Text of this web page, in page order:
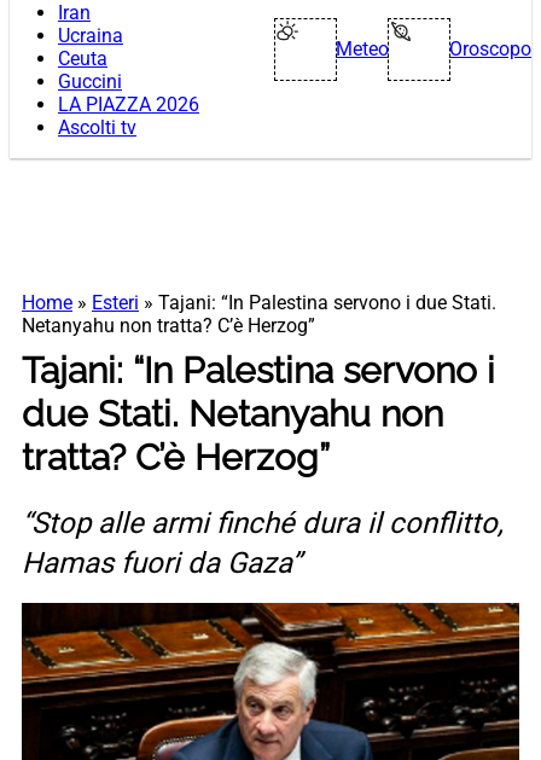
Iran
Ucraina
Ceuta
Guccini
LA PIAZZA 2026
Ascolti tv
Meteo Oroscopo
Home » Esteri » Tajani: “In Palestina servono i due Stati.
Netanyahu non tratta? C’è Herzog”
Tajani: “In Palestina servono i
due Stati. Netanyahu non
tratta? C’è Herzog”
“Stop alle armi finché dura il conflitto,
Hamas fuori da Gaza”